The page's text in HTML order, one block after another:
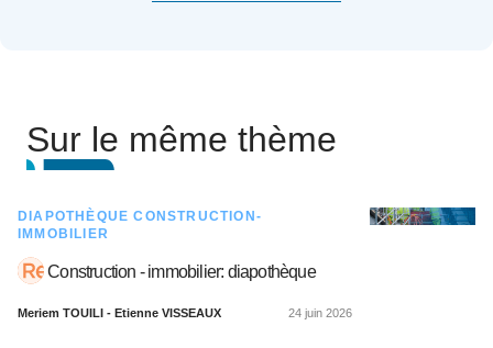
Sur le même thème
DIAPOTHÈQUE CONSTRUCTION-
IMMOBILIER
Construction - immobilier: diapothèque
Meriem TOUILI - Etienne VISSEAUX 24 juin 2026